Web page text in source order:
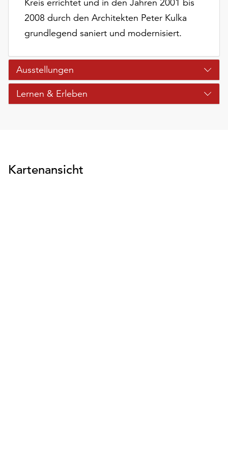
2008 durch den Architekten Peter Kulka
grundlegend saniert und modernisiert.
Ausstellungen
Lernen & Erleben
Kartenansicht